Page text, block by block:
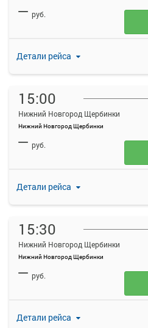
Детали рейса
— руб.
15:00
Нижний Новгород Щербинки
Нижний Новгород Щербинки
Детали рейса
— руб.
15:30
Нижний Новгород Щербинки
Нижний Новгород Щербинки
Детали рейса
— руб.